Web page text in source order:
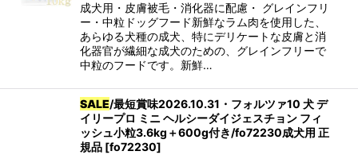
成犬用・皮膚被毛・消化器に配慮・ グレインフリ
ー・中粒ドッグフード新鮮なラム肉を使用した、
あらゆる犬種の成犬、特にデリケートな皮膚と消
化器官が繊細な成犬のための、グレインフリーで
中粒のフードです。新鮮…
SALE/最短賞味2026.10.31・フォルツァ10 犬 デ
イリープロ ミニ ヘルシーダイジェスチョン フィ
ッシュ小粒3.6kg＋600g付き/fo72230成犬用 正
規品 [fo72230]